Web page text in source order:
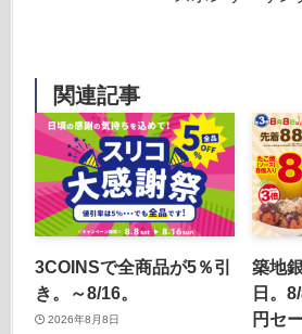
関連記事
3COINSで全商品が5％引
き。～8/16。
2026年8月8日
築地
日。
円セ